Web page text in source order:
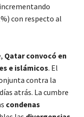
con respecto al
Qatar convocó en
e islámicos. El
contra la
atrás. La cumbre
condenas